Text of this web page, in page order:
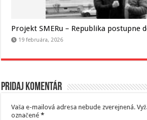
Projekt SMERu – Republika postupne
19 februára, 2026
Pridaj komentár
Vaša e-mailová adresa nebude zverejnená.
označené*